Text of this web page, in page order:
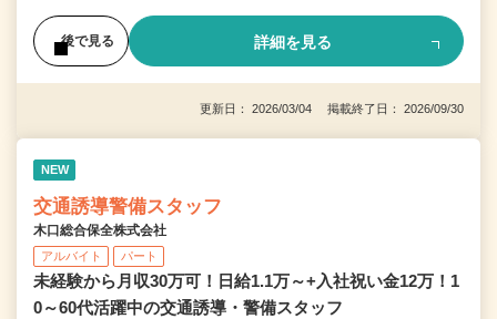
後で見る 詳細を見る
更新日： 2026/03/04 掲載終了日： 2026/09/30
NEW
交通誘導警備スタッフ
木口総合保全株式会社
アルバイト パート
未経験から月収30万可！日給1.1万～+入社祝い金12万！1
0～60代活躍中の交通誘導・警備スタッフ